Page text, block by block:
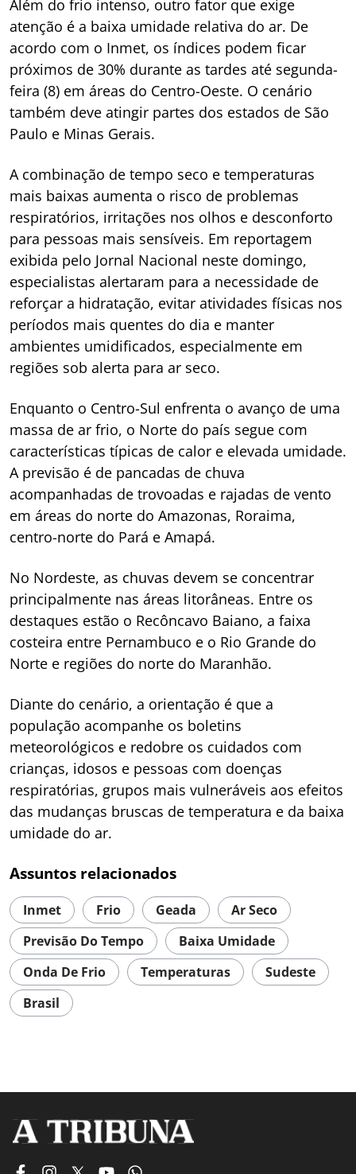
Além do frio intenso, outro fator que exige
atenção é a baixa umidade relativa do ar. De
acordo com o Inmet, os índices podem ficar
próximos de 30% durante as tardes até segunda-
feira (8) em áreas do Centro-Oeste. O cenário
também deve atingir partes dos estados de São
Paulo e Minas Gerais.
A combinação de tempo seco e temperaturas
mais baixas aumenta o risco de problemas
respiratórios, irritações nos olhos e desconforto
para pessoas mais sensíveis. Em reportagem
exibida pelo Jornal Nacional neste domingo,
especialistas alertaram para a necessidade de
reforçar a hidratação, evitar atividades físicas nos
períodos mais quentes do dia e manter
ambientes umidificados, especialmente em
regiões sob alerta para ar seco.
Enquanto o Centro-Sul enfrenta o avanço de uma
massa de ar frio, o Norte do país segue com
características típicas de calor e elevada umidade.
A previsão é de pancadas de chuva
acompanhadas de trovoadas e rajadas de vento
em áreas do norte do Amazonas, Roraima,
centro-norte do Pará e Amapá.
No Nordeste, as chuvas devem se concentrar
principalmente nas áreas litorâneas. Entre os
destaques estão o Recôncavo Baiano, a faixa
costeira entre Pernambuco e o Rio Grande do
Norte e regiões do norte do Maranhão.
Diante do cenário, a orientação é que a
população acompanhe os boletins
meteorológicos e redobre os cuidados com
crianças, idosos e pessoas com doenças
respiratórias, grupos mais vulneráveis aos efeitos
das mudanças bruscas de temperatura e da baixa
umidade do ar.
Assuntos relacionados
Inmet Frio Geada
Ar Seco
Previsão Do Tempo
Baixa Umidade
Onda De Frio
Temperaturas
Sudeste
Brasil